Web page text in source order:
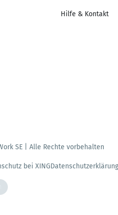
Hilfe & Kontakt
SE | Alle Rechte vorbehalten
bei XINGDatenschutzerklärung